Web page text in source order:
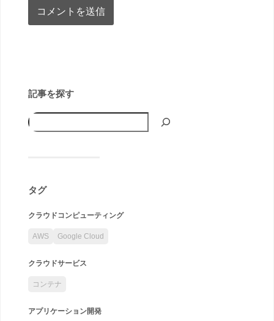
記事を探す
タグ
クラウドコンピューティング
AWS Google Cloud
クラウドサービス
コンテナ
アプリケーション開発